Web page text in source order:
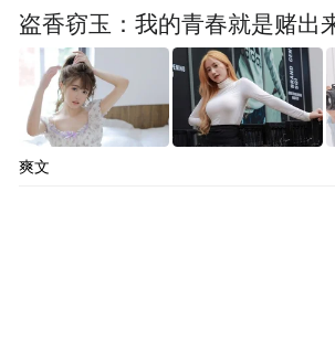
盗香窃玉：我的青春就是赌出
爽文